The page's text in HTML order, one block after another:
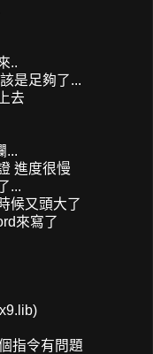
..
是足夠了...
去
...
進度很慢
...
候又頭大了
來寫了
指令有問題